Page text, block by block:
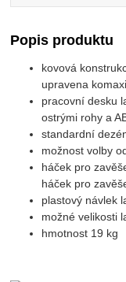
Popis produktu
kovová
upravena
pracovní desku
ostrými rohy a
standardní
možnost volby
háček pro
háček pro
plastový návlek
možné velikosti
hmotnost 19 kg